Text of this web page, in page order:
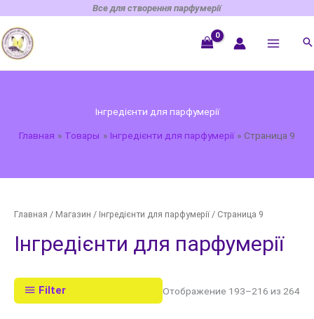
содержимому
Все для створення парфумерії
Інгредієнти для парфумерії
Главная Товары Інгредієнти для парфумерії Страница 9
Главная / Магазин / Інгредієнти для парфумерії/ Страница 9
Інгредієнти для парфумерії
Filter Отображение 193–216 из 264